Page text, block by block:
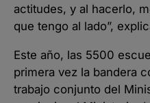
actitudes, y al hacerlo,
que tengo al lado”,
Este año, las 5500
primera vez la bandera
trabajo conjunto del